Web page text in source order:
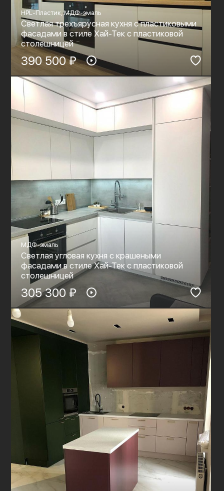
HPL-Пластик, МДФ-эмаль
Светлая трехъярусная кухня с пластиковыми
фасадами в стиле Хай-Тек с пластиковой
столешницей
390 500 ₽
МДФ-эмаль
Светлая угловая кухня с крашеными
фасадами в стиле Хай-Тек с пластиковой
столешницей
305 300 ₽